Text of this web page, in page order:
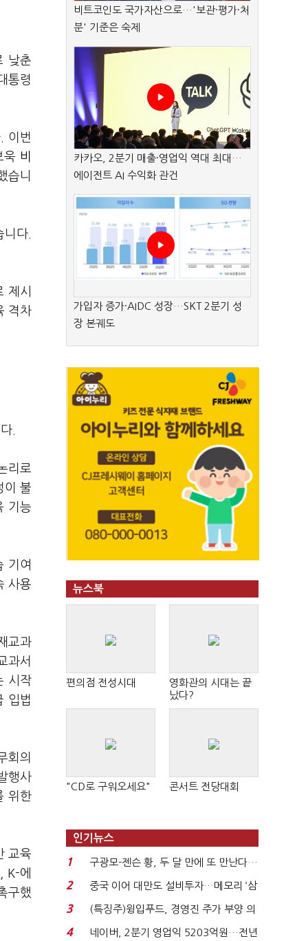
낮춘
통령
이번
욱 비
습니
다.
제시
격차
.
리로
이 불
기능
기여
사용
교과
과서
시작
입법
회의
행사
위한
교육
K-에
구했
비트코인도 국가자산으로…'보관·평가·처
분' 기준은 숙제
카카오, 2분기 매출·영업익 역대 최대…
에이전트 AI 수익화 관건
가입자 증가·AIDC 성장…SKT 2분기 성
장 본궤도
뉴스북
편의점 전성시대
영화관의 시대는 끝
났다?
"CD로 구워오세요" 콘서트 전당대회
인기뉴스
1
구광모-젠슨 황, 두 달 만에 또 만난다…
로봇·AI 등 논...
2
중국 이어 대만도 설비투자…메모리 ‘삼
국전쟁’
3
(특징주)윙입푸드, 경영진 주가 부양 의
지에 상한가...
4
네이버, 2분기 영업익 5203억원…전년